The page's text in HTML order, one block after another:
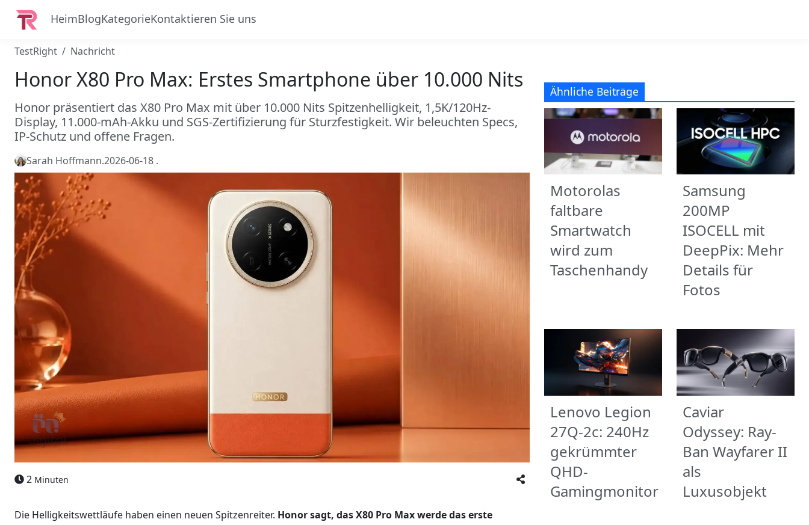
HeimBlogKategorieKontaktieren Sie uns
TestRight Nachricht
Honor X80 Pro Max: Erstes Smartphone über 10.000 Nits
Honor präsentiert das X80 Pro Max mit über 10.000 Nits Spitzenhelligkeit, 1,5K/120Hz-
Display, 11.000‑mAh-Akku und SGS-Zertifizierung für Sturzfestigkeit. Wir beleuchten Specs,
IP‑Schutz und offene Fragen.
Sarah Hoffmann.2026-06-18 .
2 Minuten
Die Helligkeitswettläufe haben einen neuen Spitzenreiter. Honor sagt, das X80 Pro Max werde das erste
Ähnliche Beiträge
Motorolas
faltbare
Smartwatch
wird zum
Taschenhandy
Samsung
200MP
ISOCELL mit
DeepPix: Mehr
Details für
Fotos
Lenovo Legion
27Q-2c: 240Hz
gekrümmter
QHD-
Gamingmonitor
Caviar
Odyssey: Ray-
Ban Wayfarer II
als
Luxusobjekt